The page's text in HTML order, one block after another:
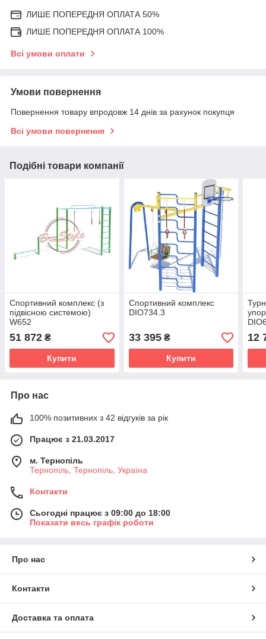
ЛИШЕ ПОПЕРЕДНЯ ОПЛАТА 50%
ЛИШЕ ПОПЕРЕДНЯ ОПЛАТА 100%
Всі умови оплати
Умови повернення
Повернення товару впродовж 14 днів за рахунок покупця
Всі умови повернення
Подібні товари компанії
Спортивний комплекс (з
підвісною системою)
W652
51 872 ₴
Купити
Спортивний комплекс
DIO734.3
33 395₴
Купити
12
Про нас
100% позитивних з 42 відгуків за рік
Працює з 21.03.2017
м. Тернопіль
Тернопіль, Тернопіль, Україна
Контакти
Сьогодні працює з 09:00 до 18:00
Показати весь графік роботи
Про нас
Контакти
Доставка та оплата